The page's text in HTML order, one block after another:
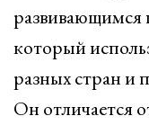
который
разных стран и
Он отличается